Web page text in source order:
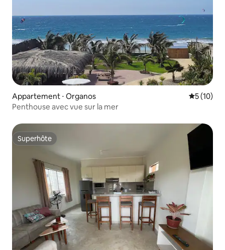
Appartement ⋅ Organos
5 (10)
Penthouse avec vue sur la mer
Superhôte
Superhôte